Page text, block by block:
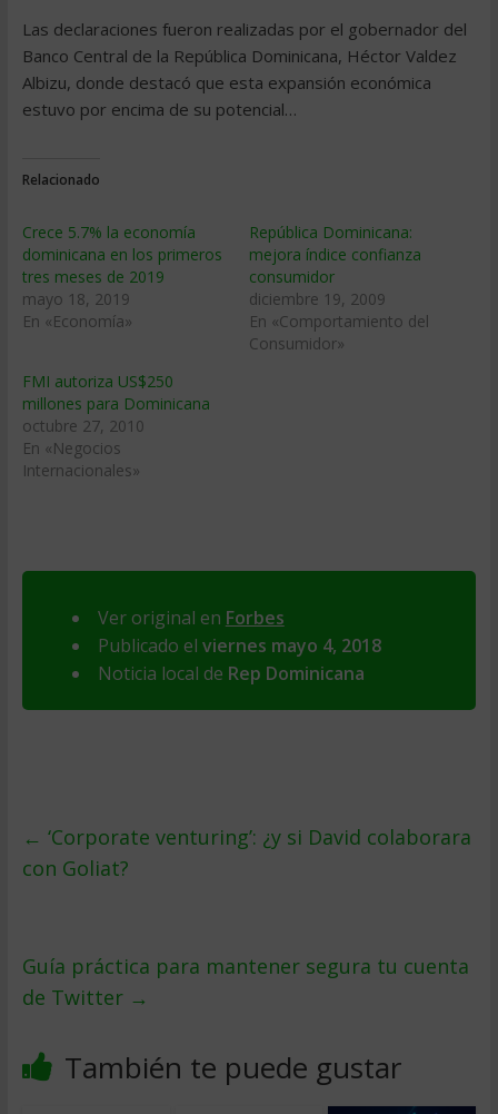
Las declaraciones fueron realizadas por el gobernador del
Banco Central de la República Dominicana, Héctor Valdez
Albizu, donde destacó que esta expansión económica
estuvo por encima de su potencial…
Relacionado
Crece 5.7% la economía
dominicana en los primeros
tres meses de 2019
mayo 18, 2019
En «Economía»
República Dominicana:
mejora índice confianza
consumidor
diciembre 19, 2009
En «Comportamiento del
Consumidor»
FMI autoriza US$250
millones para Dominicana
octubre 27, 2010
En «Negocios
Internacionales»
Ver original en Forbes
Publicado el viernes mayo 4, 2018
Noticia local de Rep Dominicana
← ‘Corporate venturing’: ¿y si David colaborara
con Goliat?
Guía práctica para mantener segura tu cuenta
de Twitter →
También te puede gustar